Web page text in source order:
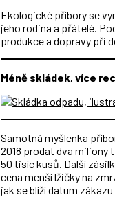
Ekologické příbory se
jeho rodina a přátelé.
produkce a dopravy při
Méně skládek, více
Samotná myšlenka
2018 prodat dva miliony
50 tisíc kusů. Další
cena menší lžičky na
jak se blíží datum